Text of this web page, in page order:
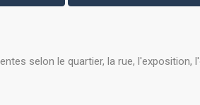
selon le quartier, la rue, l'exposition,